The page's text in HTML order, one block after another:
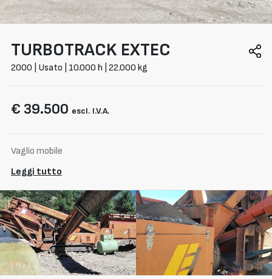
TURBOTRACK EXTEC
2000 | Usato | 10.000 h | 22.000 kg
€ 39.500 escl. I.V.A.
Vaglio mobile
Leggi tutto